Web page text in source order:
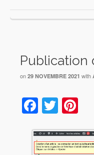
Publication
on 29 NOVEMBRE 2021 with
Twitter